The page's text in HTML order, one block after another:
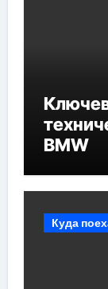
BMW
Куда